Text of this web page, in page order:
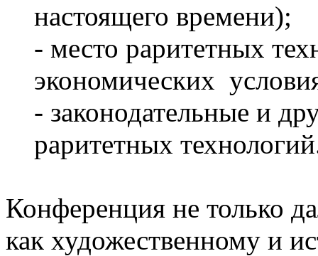
настоящего времени);
- место раритетных
экономических
- законодательные и
раритетных
Конференция не только
как художественному и